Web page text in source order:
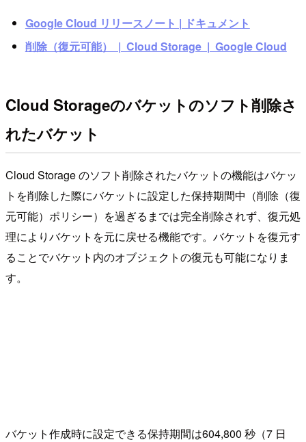
Google Cloud リリースノート | ドキュメント
削除（復元可能） | Cloud Storage | Google Cloud
Cloud Storageのバケットのソフト削除さ
れたバケット
Cloud Storage のソフト削除されたバケットの機能はバケッ
トを削除した際にバケットに設定した保持期間中（削除（復
元可能）ポリシー）を過ぎるまでは完全削除されず、復元処
理によりバケットを元に戻せる機能です。バケットを復元す
ることでバケット内のオブジェクトの復元も可能になりま
す。
バケット作成時に設定できる保持期間は604,800 秒（7 日